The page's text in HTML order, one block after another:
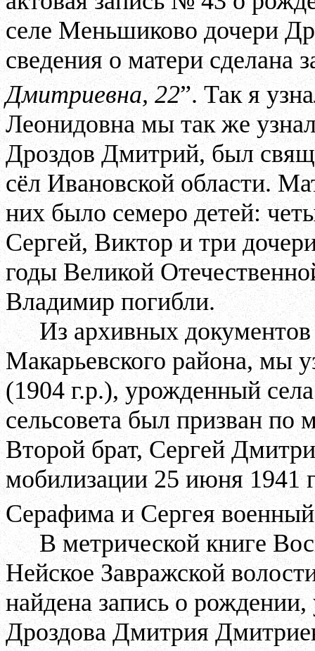
селе Меньшиково дочери
сведения о матери сделана
Дмитриевна, 22”. Так я
Леонидовна мы так же
Дроздов Дмитрий, был
сёл Ивановской области.
них было семеро детей:
Сергей, Виктор и три
годы Великой
Владимир погибли.
Из архивных документов
Макарьевского района, мы
(1904 г.р.), урожденный
сельсовета был призван по
Второй брат, Сергей
мобилизации 25 июня 1941
Серафима и Сергея военный
В метрической книге
Нейское Завражской
найдена запись о
Дроздова Дмитрия